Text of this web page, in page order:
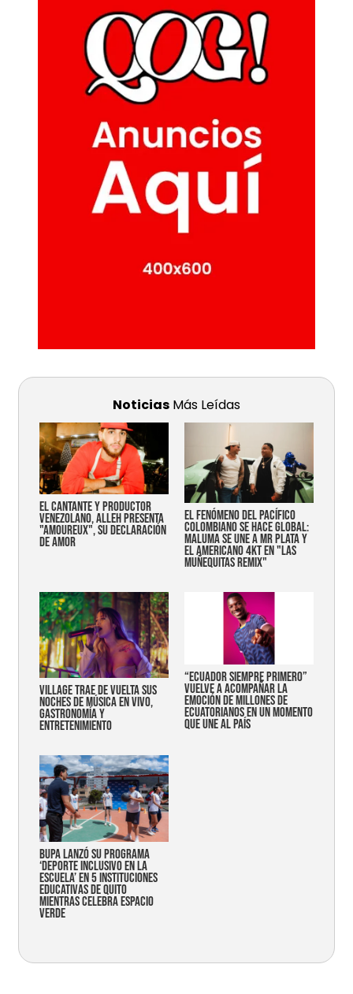
Noticias Más Leídas
EL CANTANTE Y PRODUCTOR
VENEZOLANO, ALLEH PRESENTA
"AMOUREUX", SU DECLARACIÓN
DE AMOR
EL FENÓMENO DEL PACÍFICO
COLOMBIANO SE HACE GLOBAL:
MALUMA SE UNE A MR PLATA Y
EL AMERICANO 4KT EN "LAS
MUÑEQUITAS REMIX"
Village trae de vuelta sus
noches de música en vivo,
gastronomía y
entretenimiento
“Ecuador siempre primero”
vuelve a acompañar la
emoción de millones de
ecuatorianos en un momento
que une al país
Bupa lanzó su programa
‘Deporte Inclusivo en la
Escuela’ en 5 instituciones
educativas de Quito
mientras celebra espacio
verde